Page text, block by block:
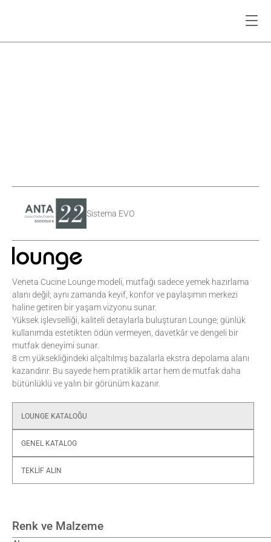
Sistema EVO
Veneta Cucine Lounge modeli, mutfağı sadece yemek hazırlama
alanı değil; aynı zamanda keyif, konfor ve paylaşımın merkezi
haline getiren bir yaşam vizyonu sunar.
Yüksek işlevselliği, kaliteli detaylarla buluşturan Lounge; günlük
kullanımda estetikten ödün vermeyen, davetkâr ve dengeli bir
mutfak deneyimi sunar.
8 cm yüksekliğindeki alçaltılmış bazalarla ekstra depolama alanı
kazandırır. Bu sayede hem pratiklik artar hem de mutfak daha
bütünlüklü ve yalın bir görünüm kazanır.
LOUNGE KATALOĞU
GENEL KATALOG
TEKLİF ALIN
Renk ve Malzeme